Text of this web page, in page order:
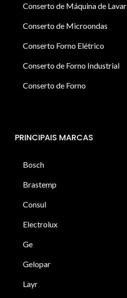
Conserto de Máquina de Lavar
Conserto de Microondas
Conserto Forno Elétrico
Conserto de Forno Industrial
Conserto de Forno
PRINCIPAIS MARCAS
Bosch
Brastemp
Consul
Electrolux
Ge
Gelopar
Layr